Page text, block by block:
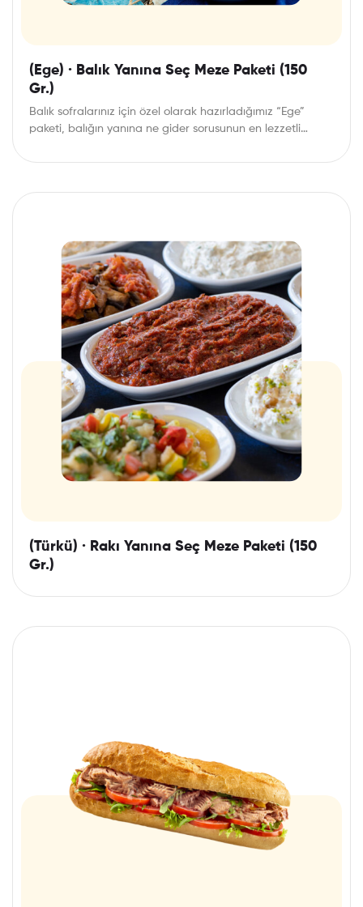
(Ege) · Balık Yanına Seç Meze Paketi (150
Gr.)
Balık sofralarınız için özel olarak hazırladığımız “Ege”
paketi, balığın yanına ne gider sorusunun en lezzetli…
(Türkü) · Rakı Yanına Seç Meze Paketi (150
Gr.)